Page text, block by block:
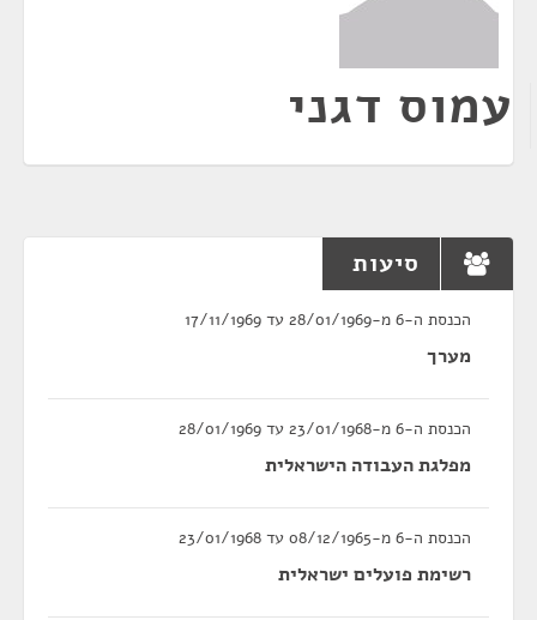
עמוס דגני
סיעות
הכנסת ה-6 מ-28/01/1969 עד 17/11/1969
מערך
הכנסת ה-6 מ-23/01/1968 עד 28/01/1969
מפלגת העבודה הישראלית
הכנסת ה-6 מ-08/12/1965 עד 23/01/1968
רשימת פועלים ישראלית